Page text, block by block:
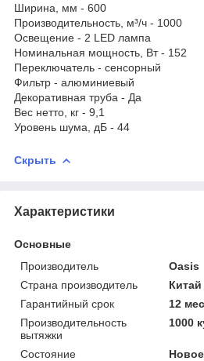
Ширина, мм - 600
Производительность, м³/ч - 1000
Освещение - 2 LED лампа
Номинальная мощность, Вт - 152
Переключатель - сенсорный
Фильтр - алюминиевый
Декоративная труба - Да
Вес нетто, кг - 9,1
Уровень шума, дБ - 44
Скрыть
Характеристики
Основные
Производитель
Oasis
Страна производитель
Китай
Гарантийный срок
12 мес
Производительность
вытяжки
1000
Состояние
Новое